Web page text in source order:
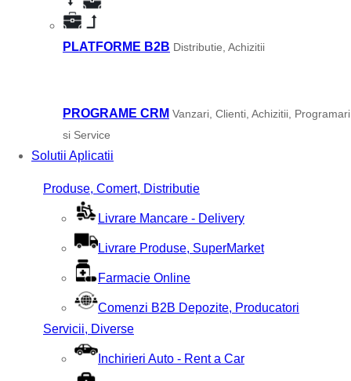
PLATFORME B2B Distributie, Achizitii
PROGRAME CRM Vanzari, Clienti, Achizitii, Programari
si Service
Solutii Aplicatii
Produse, Comert, Distributie
Livrare Mancare - Delivery
Livrare Produse, SuperMarket
Farmacie Online
Comenzi B2B Depozite, Producatori
Servicii, Diverse
Inchirieri Auto - Rent a Car